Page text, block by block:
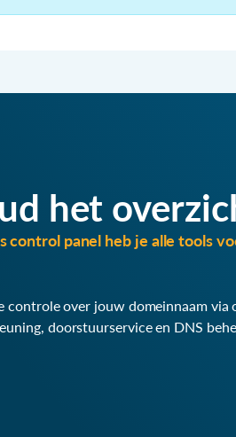
het
control panel heb je alle tools
controle over jouw domeinnaam via
doorstuurservice en DNS